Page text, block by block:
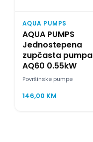
AQUA PUMPS
AQUA PUMPS
Jednostepena
zupčasta pumpa
AQ60 0.55kW
Površinske pumpe
146,00 KM